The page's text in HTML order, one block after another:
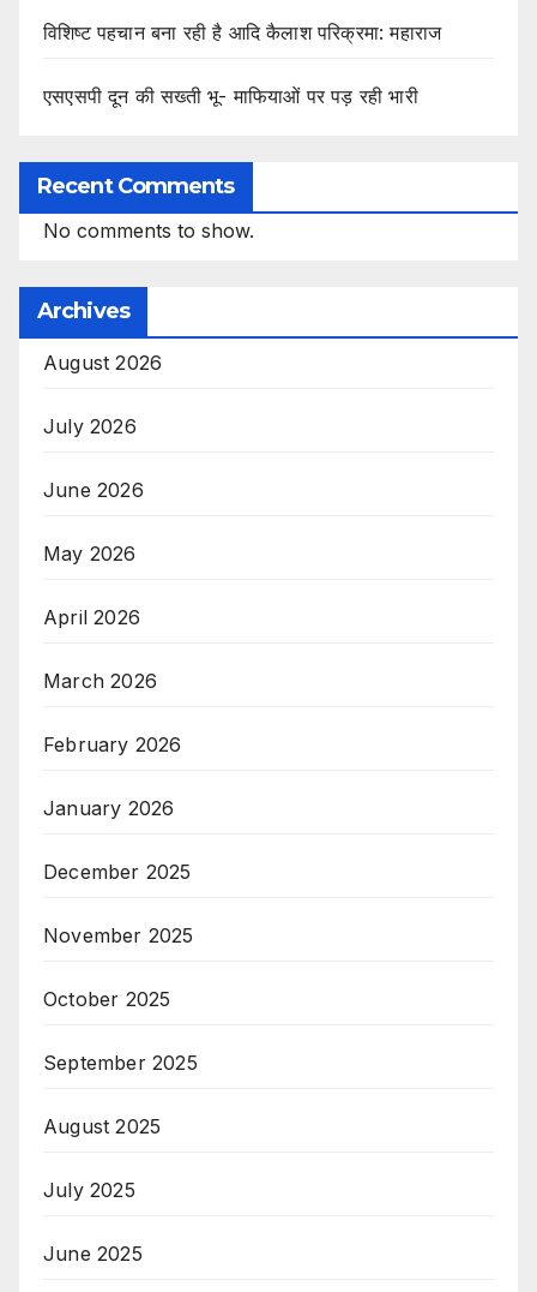
विशिष्ट पहचान बना रही है आदि कैलाश परिक्रमा: महाराज
एसएसपी दून की सख्ती भू- माफियाओं पर पड़ रही भारी
Recent Comments
No comments to show.
Archives
August 2026
July 2026
June 2026
May 2026
April 2026
March 2026
February 2026
January 2026
December 2025
November 2025
October 2025
September 2025
August 2025
July 2025
June 2025